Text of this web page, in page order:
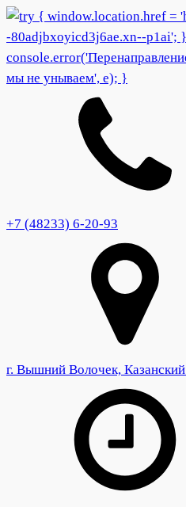
+7 (48233) 6-20-93
г. Вышний Волочек, Казанский